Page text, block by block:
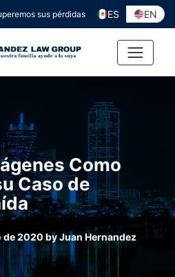
sus pérdidas ES EN
Como
Caso de
de 2020 byJuan Hernandez